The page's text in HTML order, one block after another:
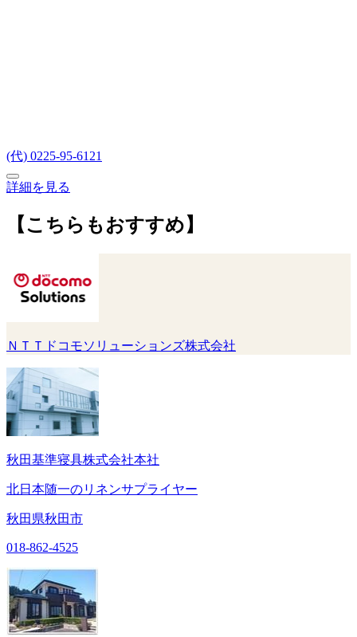
(代) 0225-95-6121
詳細を見る
【こちらもおすすめ】
ＮＴＴドコモソリューションズ株式会社
秋田基準寝具株式会社本社
北日本随一のリネンサプライヤー
秋田県秋田市
018-862-4525